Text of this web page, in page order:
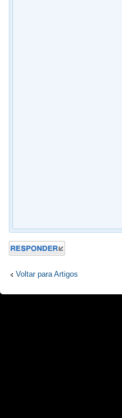
Responder
Voltar para Artigos